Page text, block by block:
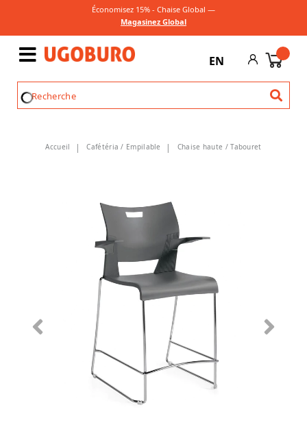
Économisez 15% - Chaise Global —
Magasinez Global
EN
Accueil Cafétéria / Empilable Chaise haute / Tabouret